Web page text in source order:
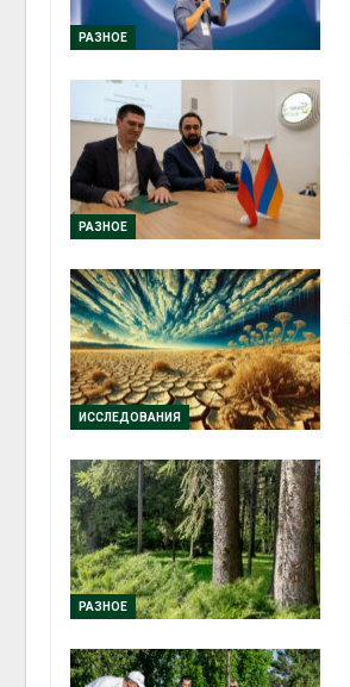
РАЗНОЕ
РАЗНОЕ
ИССЛЕДОВАНИЯ
РАЗНОЕ